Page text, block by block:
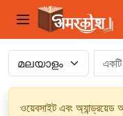
ওয়েবসাইট এবং অ্যান্ড্রয়েড